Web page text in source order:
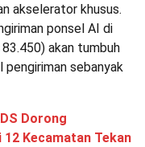
akselerator khusus.
ponsel AI di
akan tumbuh
sebanyak
Dorong
Kecamatan Tekan